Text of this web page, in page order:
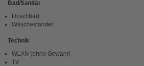
Bad/Sanitär
Duschbad
Wäscheständer
Technik
WLAN (ohne Gewähr)
TV